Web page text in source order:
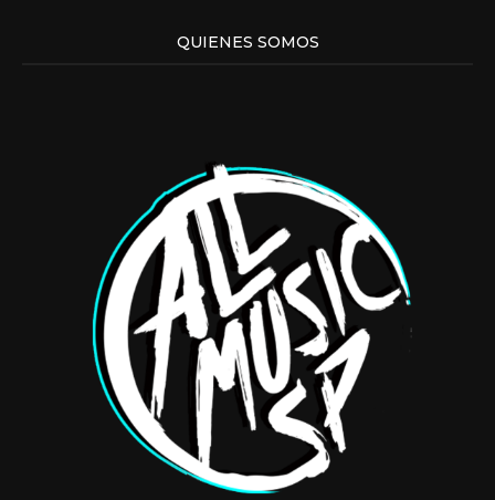
QUIENES SOMOS